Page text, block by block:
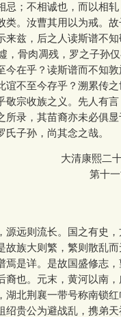
；不相诚也，而以相
。汝曹其用以为戒。
兹，后之人读斯谱不知
骨肉凋残，罗之子孙仅
今在乎？读斯谱而不知
不至今存乎？溯累传
敬宗收族之义。先人有
录，其苗裔亦未必俱显
子孙，尚其念之哉。
大清康熙二
第十
远则流长。国之有史，
族大则繁，繁则散乱
是详。是故国盛修志，
也。元末，黄河以南，
北荆襄一带号称南锁
贵公为避战乱，携弟天